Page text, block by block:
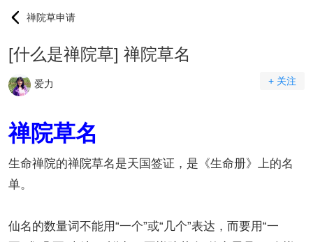
禅院草申请
[什么是禅院草] 禅院草名
爱力 + 关注
禅院草名
生命禅院的禅院草名是天国签证，是《生命册》上的名
单。
仙名的数量词不能用“一个”或“几个”表达，而要用“一